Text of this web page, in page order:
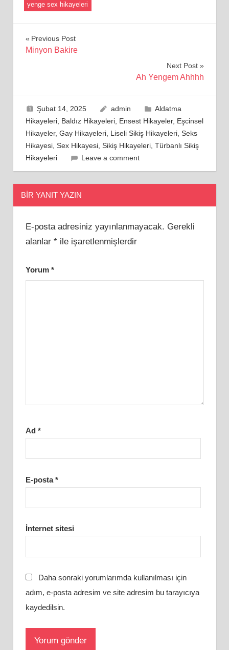
yenge sex hikayeleri
Yazı
Previous Post
Minyon Bakire
Next Post
Ah Yengem Ahhhh
Şubat 14, 2025 admin
Aldatma
Hikayeleri, Baldız Hikayeleri, Ensest Hikayeler, Eşcinsel
Hikayeler, Gay Hikayeleri, Liseli Sikiş Hikayeleri, Seks
Hikayesi, Sex Hikayesi, Sikiş Hikayeleri, Türbanlı Sikiş
Hikayeleri
Leave a comment
BIR YANIT YAZIN
E-posta adresiniz yayınlanmayacak. Gerekli
alanlar *ile işaretlenmişlerdir
Yorum *
Ad *
E-posta*
İnternet sitesi
Daha sonraki yorumlarımda kullanılması için
adım, e-posta adresim ve site adresim bu tarayıcıya
kaydedilsin.